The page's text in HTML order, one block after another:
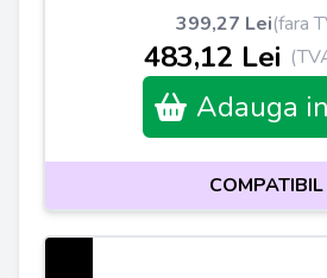
399,27 Lei(fara
483,12 Lei
Adauga
COMPATIBIL